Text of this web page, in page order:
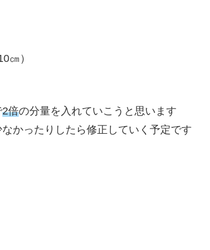
㎝）
2倍の分量を入れていこうと思います
かったりしたら修正していく予定です